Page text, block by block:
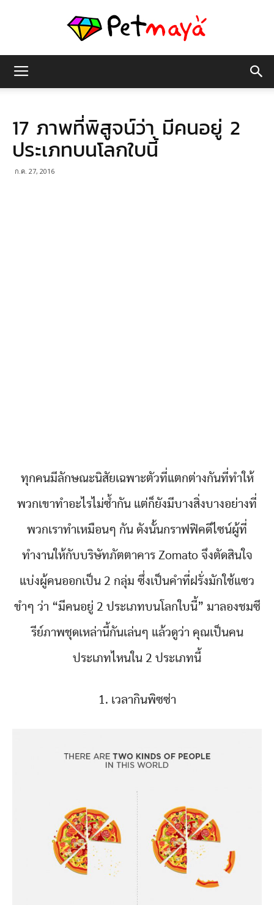
มายา
17 ภาพที่พิสูจน์ว่า มีคนอยู่ 2
ประเภทบนโลกใบนี้
ก.ค. 27, 2016
ทุกคนมีลักษณะนิสัยเฉพาะตัวที่แตกต่างกันที่ทำให้
พวกเขาทำอะไรไม่ซ้ำกัน แต่ก็ยังมีบางสิ่งบางอย่างที่
พวกเราทำเหมือนๆ กัน ดังนั้นกราฟฟิคดีไซน์ผู้ที่
ทำงานให้กับบริษัทภัตตาคาร Zomato จึงตัดสินใจ
แบ่งผู้คนออกเป็น 2 กลุ่ม ซึ่งเป็นคำที่ฝรั่งมักใช้แซว
ขำๆ ว่า “มีคนอยู่ 2 ประเภทบนโลกใบนี้” มาลองชมซี
รีย์ภาพชุดเหล่านี้กันเล่นๆ แล้วดูว่า คุณเป็นคน
ประเภทไหนใน 2 ประเภทนี้
1. เวลากินพิซซ่า